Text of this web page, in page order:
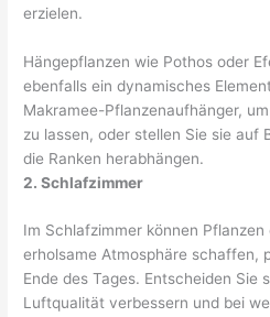
erzielen.
Hängepflanzen wie Pothos oder
ebenfalls ein dynamisches
Makramee-Pflanzenaufhänger,
zu lassen, oder stellen Sie sie auf
die Ranken herabhängen.
2. Schlafzimmer
Im Schlafzimmer können
erholsame Atmosphäre schaffen,
Ende des Tages. Entscheiden Sie
Luftqualität verbessern und bei